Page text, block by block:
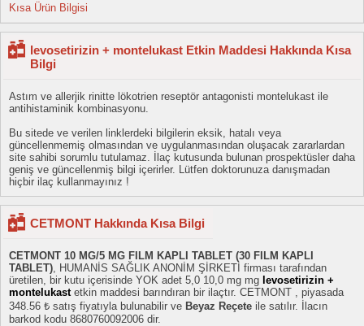
Kısa Ürün Bilgisi
levosetirizin + montelukast Etkin Maddesi Hakkında Kısa
Bilgi
Astım ve allerjik rinitte lökotrien reseptör antagonisti montelukast ile
antihistaminik kombinasyonu.
Bu sitede ve verilen linklerdeki bilgilerin eksik, hatalı veya
güncellenmemiş olmasından ve uygulanmasından oluşacak zararlardan
site sahibi sorumlu tutulamaz. İlaç kutusunda bulunan prospektüsler daha
geniş ve güncellenmiş bilgi içerirler. Lütfen doktorunuza danışmadan
hiçbir ilaç kullanmayınız !
CETMONT Hakkında Kısa Bilgi
CETMONT 10 MG/5 MG FILM KAPLI TABLET (30 FILM KAPLI
TABLET) , HUMANİS SAĞLIK ANONİM ŞİRKETİ firması tarafından
üretilen, bir kutu içerisinde YOK adet 5,0 10,0 mg mg levosetirizin +
montelukast etkin maddesi barındıran bir ilaçtır. CETMONT , piyasada
348.56 ₺ satış fiyatıyla bulunabilir ve Beyaz Reçete ile satılır. İlacın
barkod kodu 8680760092006 dir.